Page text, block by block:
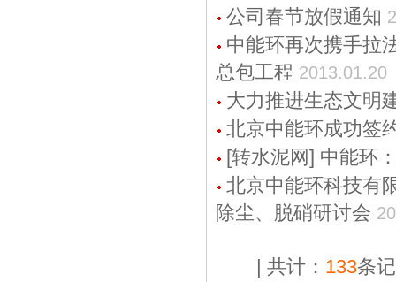
公司春节放假通知
中能环再次携手拉
总包工程 2013.01.20
大力推进生态文明
北京中能环成功签
[转水泥网] 中能环
北京中能环科技有
除尘、脱硝研讨会
| 共计： 133条